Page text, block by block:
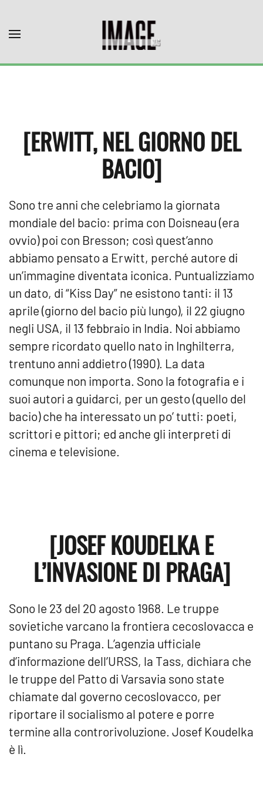
Skip to main content
[ERWITT, NEL GIORNO DEL
BACIO]
Sono tre anni che celebriamo la giornata
mondiale del bacio: prima con Doisneau (era
ovvio) poi con Bresson; così quest’anno
abbiamo pensato a Erwitt, perché autore di
un’immagine diventata iconica. Puntualizziamo
un dato, di “Kiss Day” ne esistono tanti: il 13
aprile (giorno del bacio più lungo), il 22 giugno
negli USA, il 13 febbraio in India. Noi abbiamo
sempre ricordato quello nato in Inghilterra,
trentuno anni addietro (1990). La data
comunque non importa. Sono la fotografia e i
suoi autori a guidarci, per un gesto (quello del
bacio) che ha interessato un po’ tutti: poeti,
scrittori e pittori; ed anche gli interpreti di
cinema e televisione.
[JOSEF KOUDELKA E
L’INVASIONE DI PRAGA]
Sono le 23 del 20 agosto 1968. Le truppe
sovietiche varcano la frontiera cecoslovacca e
puntano su Praga. L’agenzia ufficiale
d’informazione dell’URSS, la Tass, dichiara che
le truppe del Patto di Varsavia sono state
chiamate dal governo cecoslovacco, per
riportare il socialismo al potere e porre
termine alla controrivoluzione. Josef Koudelka
è lì.